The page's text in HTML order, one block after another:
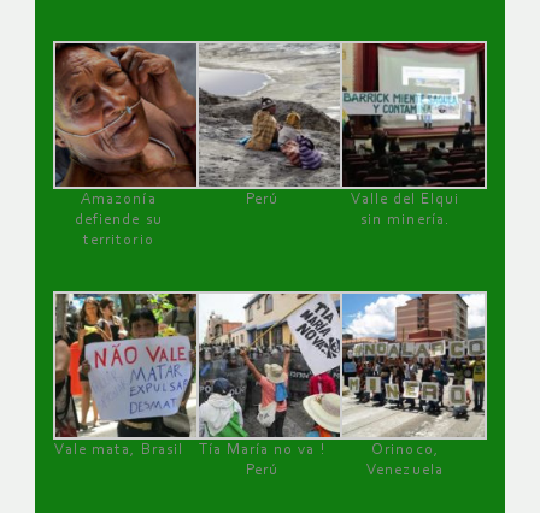
Amazonía
defiende su
territorio
Perú
Valle del Elqui
sin minería.
Vale mata, Brasil
Tía María no va !
Perú
Orinoco,
Venezuela